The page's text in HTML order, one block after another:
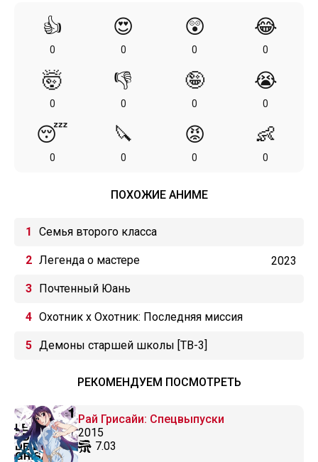
👍
0
😍
0
😲
0
😂
0
🤯
0
👎
0
🤪
0
😭
0
😴
0
🔪
0
😡
0
👶
0
ПОХОЖИЕ АНИМЕ
Семья второго класса
Легенда о мастере 2023
Почтенный Юань
Охотник х Охотник: Последняя миссия
Демоны старшей школы [ТВ-3]
РЕКОМЕНДУЕМ ПОСМОТРЕТЬ
Рай Грисайи: Спецвыпуски
2015
7.03